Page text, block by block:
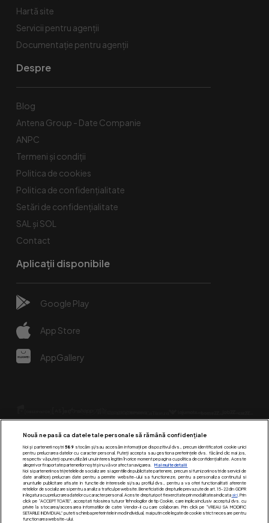
Hartă site
Servicii pentru agenții
Documentație pentru agenții
Despre
Blog
Antena Group - Date Companie
ANPC
Termeni și condiții
Politica de cookies
Politica de confidențialitate
Setări de confidențialitate
SAL și SOL
Contact
Aplicații disponibile
Google Play
App Store
AppGallery
Urmărește-ne pe:
Nouă ne pasă ca datele tale personale să rămână confidențiale
Noi și partenerii noștri 589stocăm și/sau accesăm informații pe dispozitivul dvs., precum identificatorii cookie unici
pentru prelucrarea datelor cu caracter personal. Puteți accepta sau gestiona preferințele dvs. făcând clic mai jos,
respectiv vă puteți opune utilizării unui interes legitim în orice moment pe pagina cu politica de confidențialitate. Aceste
alegeri vor fi raportate partenerilor noștri și nu vă vor afecta navigarea.
Mai multe detalii
Noi si partenerii nostri (retelele de socializare si agentiile de publicitate partenere, precum si furnizorii nostri de servicii de
date analitice) prelucram date pentru a permite website-ului sa functioneze, pentru a personaliza continutul si
anunturile publicitare afisate in functie de interesele si/sau profilul dvs., pentru a va oferi functionalitati aferente
retelelor de socializare si pentru a analiza traficul pe website. Beneficiati de drepturile prevazute de art. 15-22 din GDPR
in legatura cu prelucrarea datelor cu caracter personal. Aceste drepturi pot fi exercitate prin modalitatea indicataaici. Prin
click pe “ACCEPT TOATE”, acceptati folosirea tuturor Tehnologiilor de tip Cookie, care implica inclusiv acceptul dvs. cu
privire la stocarea/accesarea informatiilor de catre Vendor-ii cu care colaboram. Prin click pe “VREAU SA MODIFIC
SETARILE INDIVIDUAL” puteti schimba preferintele in mod individual, mai putin cele legate de cookie strict necesare pentru
functionarea website-ului.